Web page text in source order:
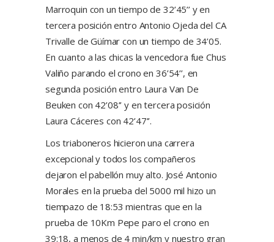
Marroquin con un tiempo de 32’45’’ y en
tercera posición entro Antonio Ojeda del CA
Trivalle de Güímar con un tiempo de 34’05.
En cuanto a las chicas la vencedora fue Chus
Valiño parando el crono en 36’54’’, en
segunda posición entro Laura Van De
Beuken con 42’08’’ y en tercera posición
Laura Cáceres con 42’47’’.
Los triaboneros hicieron una carrera
excepcional y todos los compañeros
dejaron el pabellón muy alto. José Antonio
Morales en la prueba del 5000 mil hizo un
tiempazo de 18:53 mientras que en la
prueba de 10Km Pepe paro el crono en
39:18, a menos de 4 min/km y nuestro gran